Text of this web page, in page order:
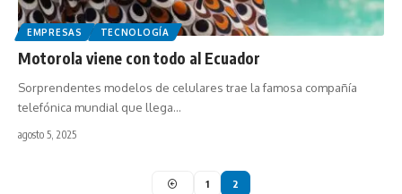
EMPRESAS TECNOLOGÍA
Motorola viene con todo al Ecuador
Sorprendentes modelos de celulares trae la famosa compañía
telefónica mundial que llega…
agosto 5, 2025
1 2